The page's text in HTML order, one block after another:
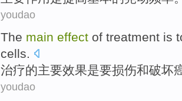
youdao
The main effect of treatment is
cells.
治疗的主要效果是要损伤和破坏
youdao